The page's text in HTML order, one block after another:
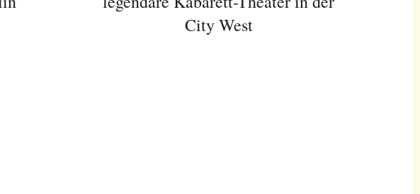
City West